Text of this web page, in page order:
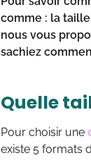
comme : la
nous vous
sachiez
Quelle
Pour choisir une
existe 5 formats